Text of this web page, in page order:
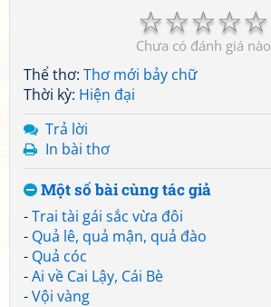
☆
☆
☆
☆
☆
Chưa có đánh giá nào
Thể thơ: Thơ mới bảy chữ
Thời kỳ: Hiện đại
Trả lời
In bài thơ
Một số bài cùng tác giả
-Trai tài gái sắc vừa đôi
- Quả lê, quả mận, quả đào
- Quả cóc
-Ai về Cai Lậy, Cái Bè
-Vội vàng